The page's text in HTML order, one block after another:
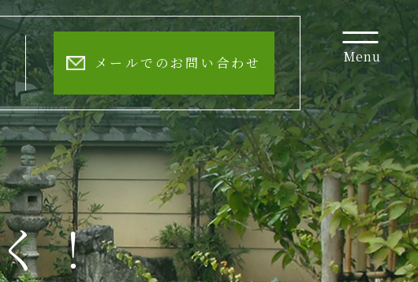
メールでのお問い合わせ Menu
！